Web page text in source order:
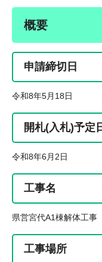
概要
申請締切日
令和8年5月18日
開札(入札)予定
令和8年6月2日
工事名
県営宮代A1棟解体工事
工事場所